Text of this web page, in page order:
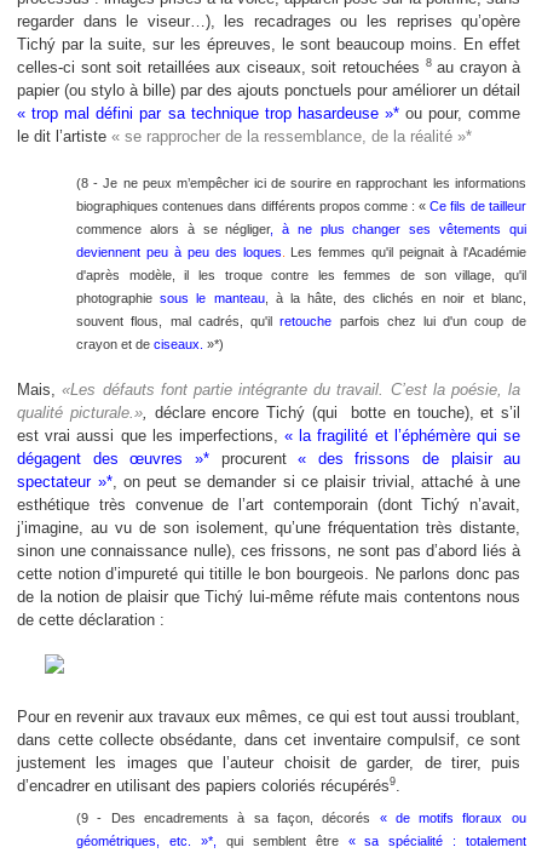
regarder dans le viseur…), les recadrages ou les reprises qu’opère
Tichý par la suite, sur les épreuves, le sont beaucoup moins. En effet
celles-ci sont soit retaillées aux ciseaux, soit retouchées 8au crayon à
papier (ou stylo à bille) par des ajouts ponctuels pour améliorer un détail
« trop mal défini par sa technique trop hasardeuse »*ou pour, comme
le dit l’artiste« se rapprocher de la ressemblance, de la réalité »*
(8 - Je ne peux m’empêcher ici de sourire en rapprochant les informations
biographiques contenues dans différents propos comme : «Ce fils de tailleur
commence alors à se négliger, à ne plus changer ses vêtements qui
deviennent peu à peu des loques
Les femmes qu'il peignait à l'Académie
d'après modèle, il les troque contre les femmes de son village, qu'il
photographiesous le manteau, à la hâte, des clichés en noir et blanc,
souvent flous, mal cadrés, qu'ilretouche parfois chez lui d'un coup de
crayon et deciseaux. »*)
Mais,«Les défauts font partie intégrante du travail. C’est la poésie, la
qualité picturale.», déclare encore Tichý (qui
botte en touche), et s’il
est vrai aussi que les imperfections,« la fragilité et l’éphémère qui se
dégagent des œuvres »*procurent« des frissons de plaisir au
spectateur »*, on peut se demander si ce plaisir trivial, attaché à une
esthétique très convenue de l’art contemporain (dont Tichý n’avait,
j’imagine, au vu de son isolement, qu’une fréquentation très distante,
sinon une connaissance nulle), ces frissons, ne sont pas d’abord liés à
cette notion d’impureté qui titille le bon bourgeois. Ne parlons donc pas
de la notion de plaisir que Tichý lui-même réfute mais contentons nous
de cette déclaration :
Pour en revenir aux travaux eux mêmes, ce qui est tout aussi troublant,
dans cette collecte obsédante, dans cet inventaire compulsif, ce sont
justement les images que l’auteur choisit de garder, de tirer, puis
d’encadrer en utilisant des papiers coloriés récupérés9
(9 - Des encadrements à sa façon, décorés « de motifs floraux ou
géométriques, etc. »*,
qui semblent être « sa spécialité : totalement